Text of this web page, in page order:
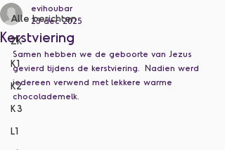
Alle berichten
ZK
K1
K2
K3
L1
Kerstviering
evihoubar
23 dec 2025
Samen hebben we de geboorte van Jezus
gevierd tijdens de kerstviering.  Nadien werd
iedereen verwend met lekkere warme
chocolademelk.